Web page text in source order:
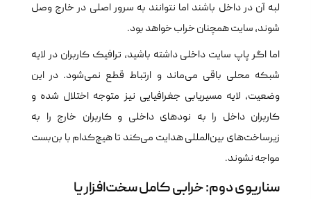
لبه آن در داخل باشند اما نتوانند به سرور اصلی در خارج وصل
شوند، سایت همچنان خراب خواهد بود.
اما اگر پاپ سایت داخلی داشته باشید، ترافیک کاربران در لایه
شبکه محلی باقی می‌ماند و ارتباط قطع نمی‌شود. در این
وضعیت، لایه مسیریابی جغرافیایی نیز متوجه اختلال شده و
کاربران داخل را به نودهای داخلی و کاربران خارج را به
زیرساخت‌های بین‌المللی هدایت می‌کند تا هیچ‌کدام با بن‌بست
مواجه نشوند.
سناریوی دوم: خرابی کامل سخت‌افزار یا